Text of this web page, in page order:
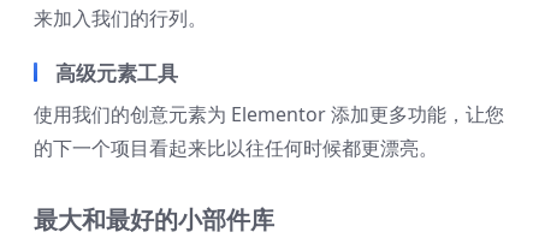
来加入我们的行列。
高级元素工具
使用我们的创意元素为 Elementor 添加更多功能，让您
的下一个项目看起来比以往任何时候都更漂亮。
最大和最好的小部件库